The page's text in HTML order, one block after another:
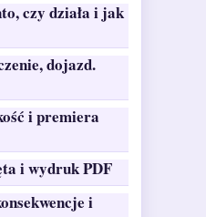
czy działa i jak
dojazd.
i premiera
i wydruk PDF
i